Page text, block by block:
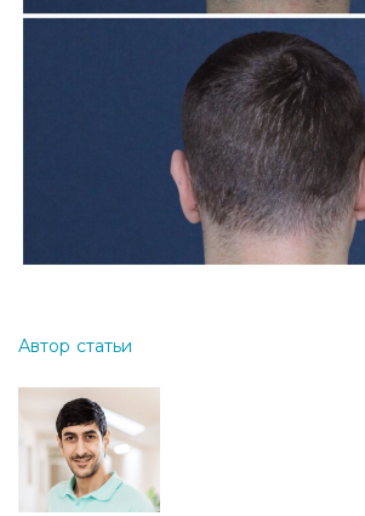
Автор статьи